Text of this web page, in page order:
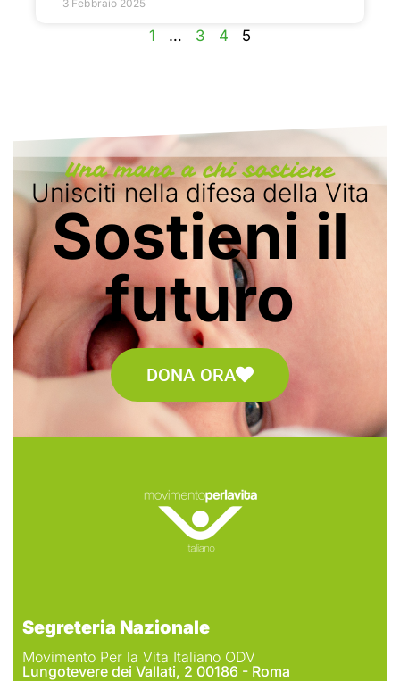
3 Febbraio 2025
1 … 3 4 5
Una mano a chi sostiene
Unisciti nella difesa della Vita
Sostieni il
futuro
DONA ORA
Segreteria Nazionale
Movimento Per la Vita Italiano ODV
Lungotevere dei Vallati, 2 00186 - Roma